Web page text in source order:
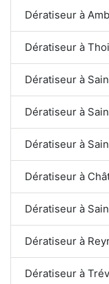
Dératiseur à
Dératiseur à
Dératiseur à
Dératiseur à
Dératiseur à
Dératiseur à
Dératiseur à
Dératiseur à
Dératiseur à